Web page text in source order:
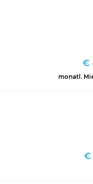
€
monatl.
€